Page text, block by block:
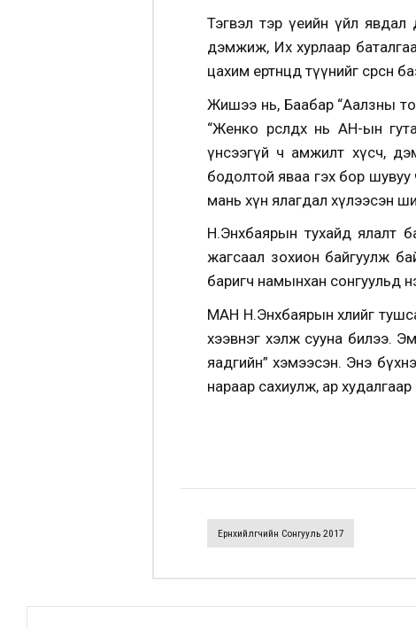
Тэгвэл тэр үеийн үйл явдал
дэмжиж, Их хурлаар
цахим ертөнцөд түүнийг
Жишээ нь, Баабар “Аалзны
“Женко өрсөлдөх нь АН-ын
үнсээгүй ч амжилт хүсч,
бодолтой яваа гэх бор
мань хүн ялагдал хүлээсэн
Н.Энхбаярын тухайд ялалт
жагсаал зохион байгуулж
баригч намынхан сонгуульд
МАН Н.Энхбаярын хөлийг
хээвнэг хэлж сууна билээ.
яадгийн” хэмээсэн. Энэ
нараар сахиулж, ар
Ерөнхийлөгчийн Сонгууль 2017